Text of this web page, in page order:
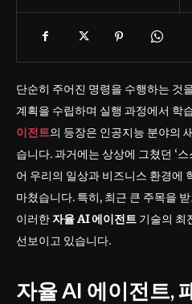
단순히 주어진 명령을 수행하는 것
계획을 수립하며 실행 과정에서 학
이전트의 등장은 인공지능 분야의
습니다. 과거에는 상상에 그쳤던 ‘
어 우리의 일상과 비즈니스 환경에
마쳤습니다. 특히, 최근 큰 주목을
이러한자율 AI 에이전트 기술의 최
선보이고 있습니다.
자율 AI 에이전트,